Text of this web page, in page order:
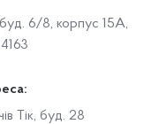
буд. 6/8, корпус 15А,
Тік, буд. 28